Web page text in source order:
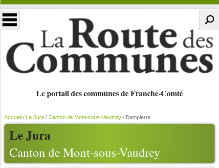
Le portail des communes de Franche-Comté
Le Jura
Canton de Mont-sous-Vaudrey
Accueil/ Le Jura/ Canton de Mont-sous-Vaudrey/ Dampierre